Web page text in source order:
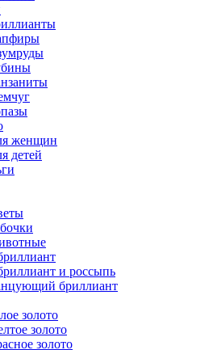
женщин
детей
и россыпь
бриллиант
золото
золото
золото